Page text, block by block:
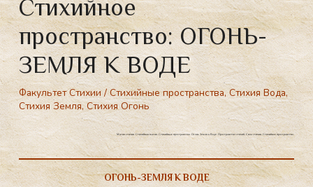
Стихийное
пространство: ОГОНЬ-
ЗЕМЛЯ К ВОДЕ
Факультет Стихии/Стихийные пространства,Стихия Вода,
Стихия Земля,Стихия Огонь
Магия стихии. Стихийная магия. Стихийные пространства. Огонь Земля к Воде. Пространство стихий. Сила стихии. Стихийное пространство.
ОГОНЬ-ЗЕМЛЯ К ВОДЕ